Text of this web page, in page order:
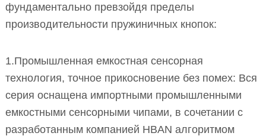
фундаментально превзойдя пределы
производительности пружиничных кнопок:
1.Промышленная емкостная сенсорная
технология, точное прикосновение без помех: Вся
серия оснащена импортными промышленными
емкостными сенсорными чипами, в сочетании с
разработанным компанией HBAN алгоритмом